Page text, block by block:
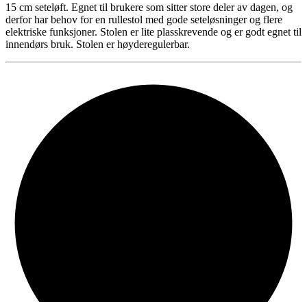
15 cm seteløft. Egnet til brukere som sitter store deler av dagen, og
derfor har behov for en rullestol med gode seteløsninger og flere
elektriske funksjoner. Stolen er lite plasskrevende og er godt egnet til
innendørs bruk. Stolen er høyderegulerbar.